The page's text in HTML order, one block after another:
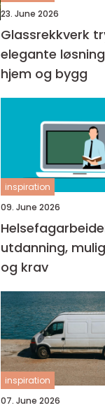
23. June 2026
Glassrekkverk trygge og
elegante
hjem og bygg
inspiration
09. June 2026
utdanning,
og krav
inspiration
07. June 2026